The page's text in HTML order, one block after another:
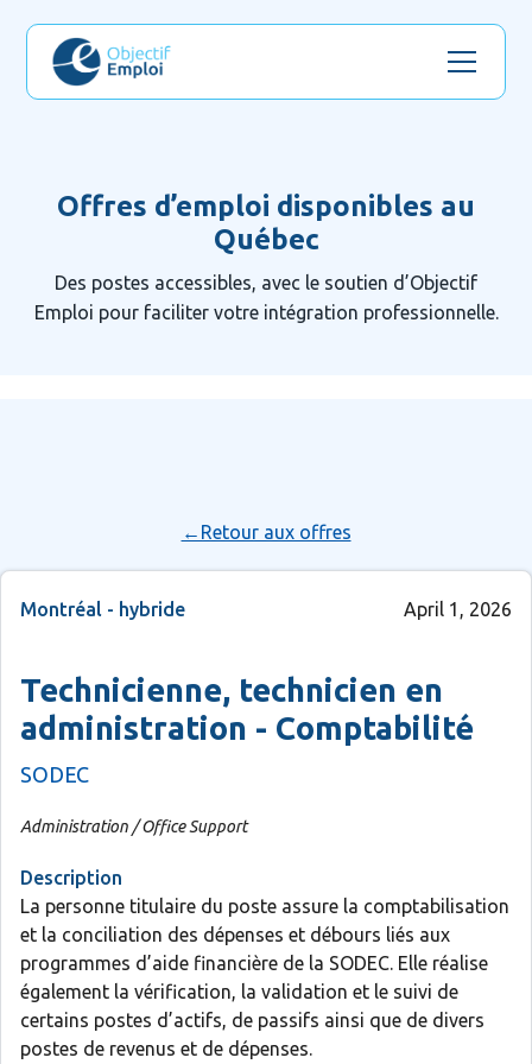
Offres d’emploi disponibles au
Québec
Des postes accessibles, avec le soutien d’Objectif
Emploi pour faciliter votre intégration professionnelle.
←Retour aux offres
Montréal - hybride April 1, 2026
Technicienne, technicien en
administration - Comptabilité
SODEC
Administration / Office Support
Description
La personne titulaire du poste assure la comptabilisation
et la conciliation des dépenses et débours liés aux
programmes d’aide financière de la SODEC. Elle réalise
également la vérification, la validation et le suivi de
certains postes d’actifs, de passifs ainsi que de divers
postes de revenus et de dépenses.